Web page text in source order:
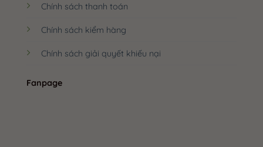
Chính sách thanh toán
Chính sách kiểm hàng
Chính sách giải quyết khiếu nại
Fanpage